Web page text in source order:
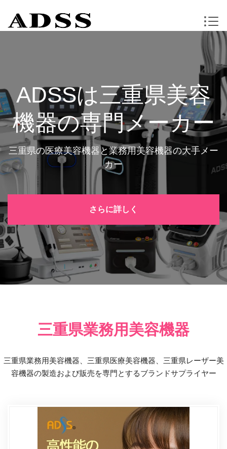
ADSSは三重県美容
機器の専門メーカー
三重県の医療美容機器と業務用美容機器の大手メー
カー
さらに詳しく
三重県業務用美容機器
三重県業務用美容機器、三重県医療美容機器、三重県レーザー美
容機器の製造および販売を専門とするブランドサプライヤー